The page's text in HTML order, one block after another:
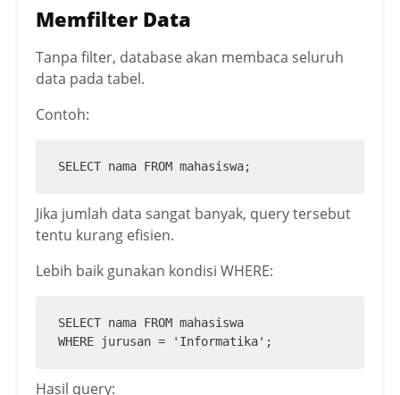
Memfilter Data
Tanpa filter, database akan membaca seluruh
data pada tabel.
Contoh:
SELECT nama FROM mahasiswa;
Jika jumlah data sangat banyak, query tersebut
tentu kurang efisien.
Lebih baik gunakan kondisi WHERE:
SELECT nama FROM mahasiswa
WHERE jurusan = 'Informatika';
Hasil query: